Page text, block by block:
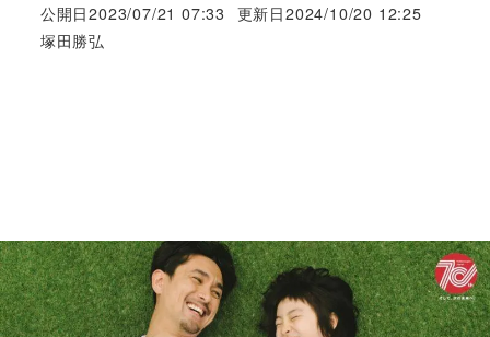
公開日2023/07/21 07:33 更新日2024/10/20 12:25
著
塚田勝弘